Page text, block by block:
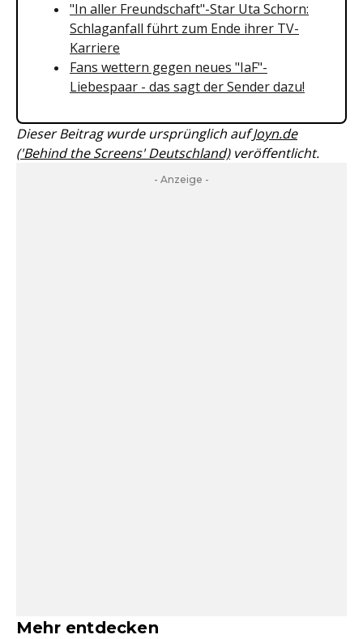
"In aller Freundschaft"-Star Uta Schorn:
Schlaganfall führt zum Ende ihrer TV-
Karriere
Fans wettern gegen neues "IaF"-
Liebespaar - das sagt der Sender dazu!
Dieser Beitrag wurde ursprünglich aufJoyn.de
('Behind the Screens' Deutschland)veröffentlicht.
- Anzeige -
Mehr entdecken